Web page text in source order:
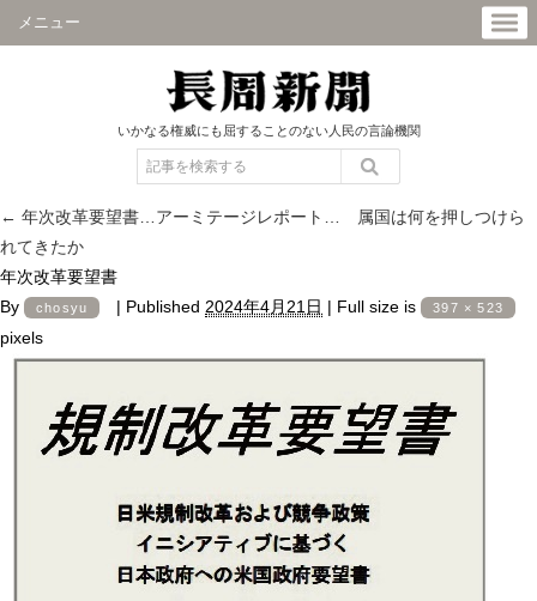
メニュー
いかなる権威にも屈することのない人民の言論機関
← 年次改革要望書…アーミテージレポート… 属国は何を押しつけら
れてきたか
年次改革要望書
By
chosyu | Published 2024年4月21日 | Full size is 397 × 523
pixels